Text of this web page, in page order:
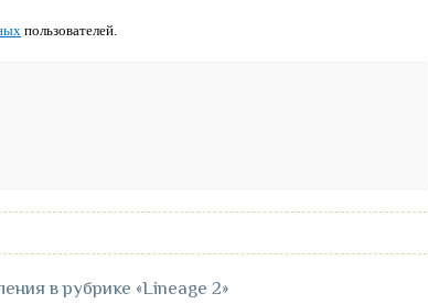
пользователей.
в рубрике «Lineage 2»